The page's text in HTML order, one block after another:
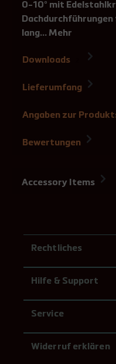
0-10° mit
lang… Mehr
Downloads
Lieferumfang
Angaben zur
Bewertungen
Accessory Items
Rechtliches
Hilfe & Support
Service
Widerruf erklären